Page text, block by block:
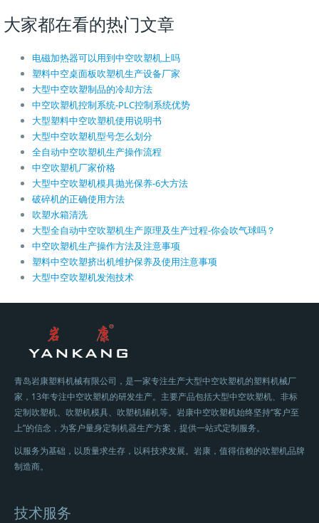
大家都在看的热门文章
电磁加热器可以用到中空吹塑机上吗
塑料中空桌面板吹塑机生产设备厂家
大型中空吹塑制品的冷却方法
中空吹塑机控制系统-PLC控制系统优势
大型塑料中空吹塑机使用说明书
大型中空吹塑机型号怎么划分
全自动中空吹塑机生产操作流程
中空吹塑机厂家价格
大型中空吹塑机模具抛光保养-6大方法
破碎机的正确使用方法
吹塑水箱清洗
大型全自动中空吹塑机生产原理及生产过程-你会吹气球吗？
中空吹塑机生产操作方法及注意事项
塑料中空吹塑挤出机维护保养及使用注意事项
大型中空吹塑机发泡技术
青岛岩康塑料机械有限公司，是一家专注生产大型中空吹塑机的塑料机械厂
家，13年专注中空吹塑机的研发生产。主要产品包括大型中空吹塑机、非标
定制吹塑机、吹塑机模具、吹塑机辅机等。岩康中空吹塑机始终坚持“客户至
上”的信念，为客户量身定制机器生产方案，提供一站式定制服务。
以服务为基础，以质量求生存，以科技求发展。岩康，值得信赖的吹塑机品牌
制造商。
技术服务